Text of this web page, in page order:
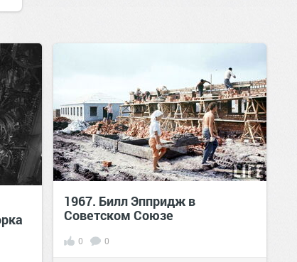
1967. Билл Эппридж в
Советском Союзе
0 0